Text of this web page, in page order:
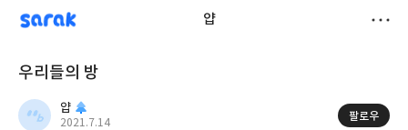
sarak 얍
우리들의 방
얍
작
2021.7.14
팔로우